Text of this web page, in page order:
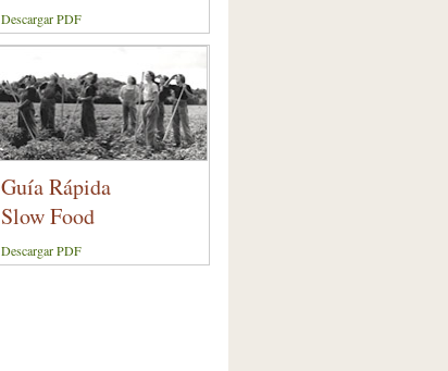
Descargar PDF
Guía Rápida
Slow Food
Descargar PDF